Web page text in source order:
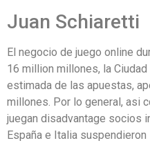
Juan Schiaretti
El negocio de juego online
16 million millones, la
estimada de las apuestas,
millones. Por lo general, asi
juegan disadvantage socios
España e Italia